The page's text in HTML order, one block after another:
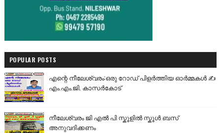
POPULAR POSTS
എന്റെ നീലേശ്വരം:ഒരു റോഡ് പിളർത്തിയ ഓർമ്മകൾ ✍️
എം.എം.ജി. കാസർകോട്
നീലേശ്വരം ജി എൽ പി സ്കൂളിൽ സ്കൂൾ ബസ്
അനുവദിക്കണം